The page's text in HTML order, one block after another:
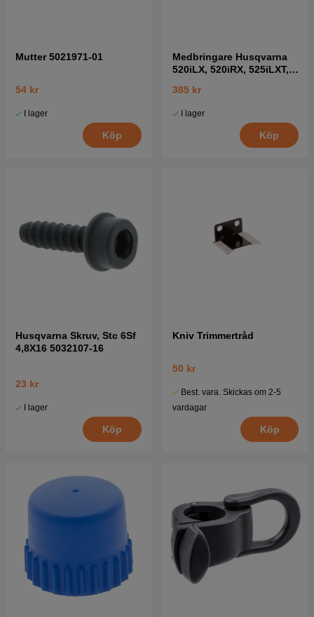
Mutter 5021971-01
54 kr
I lager
Köp
Medbringare Husqvarna
520iLX, 520iRX, 525iLXT,
385 kr
I lager
Köp
Husqvarna Skruv, Stc 6Sf
4,8X16 5032107-16
23 kr
I lager
Köp
Kniv Trimmertråd
50 kr
Best. vara. Skickas om 2-5
vardagar
Köp